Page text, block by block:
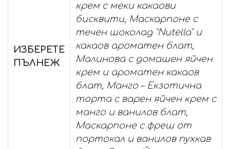
ИЗБЕРЕТЕ
ПЪЛНЕЖ
крем с меки какаови
бисквити, Маскарпоне с
течен шоколад "Nutella" и
какаов ароматен блат,
Малинова с домашен яйчен
крем и ароматен какаов
блат, Манго – Екзотична
торта с варен яйчен крем с
манго и ванилов блат,
Маскарпоне с фреш от
портокал и ванилов пухкав